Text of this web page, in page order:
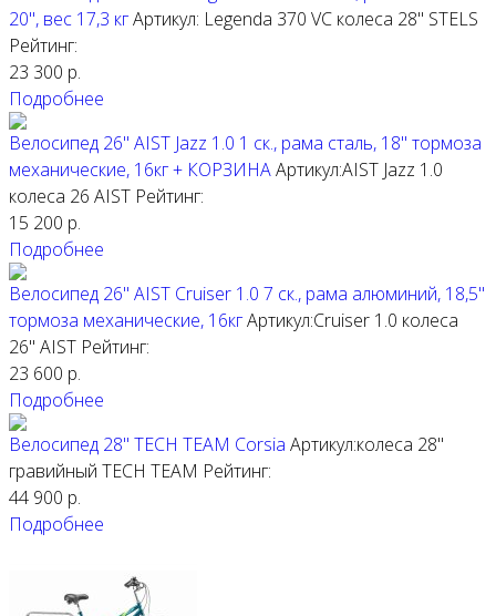
20", вес 17,3 кгАртикул: Legenda 370 VC колеса 28" STELS
Рейтинг:
23 300 р.
Подробнее
Велосипед 26" AIST Jazz 1.0 1 ск., рама сталь, 18" тормоза
механические, 16кг + КОРЗИНААртикул:AIST Jazz 1.0
колеса 26 AIST Рейтинг:
15 200 р.
Подробнее
Велосипед 26" AIST Cruiser 1.0 7 ск., рама алюминий, 18,5"
тормоза механические, 16кгАртикул:Cruiser 1.0 колеса
26" AIST Рейтинг:
23 600 р.
Подробнее
Велосипед 28" TECH TEAM Corsia Артикул:колеса 28"
гравийный TECH TEAM Рейтинг:
44 900 р.
Подробнее